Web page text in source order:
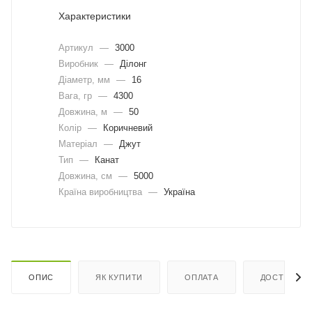
Характеристики
Артикул — 3000
Виробник —
Ділонг
Діаметр, мм
—
16
Вага, гр — 4300
Довжина, м
— 50
Колір —
Коричневий
Матеріал
—
Джут
Тип
—
Канат
Довжина, cм
— 5000
Країна виробництва — Україна
ОПИС ЯК КУПИТИ ОПЛАТА ДОСТАВКА